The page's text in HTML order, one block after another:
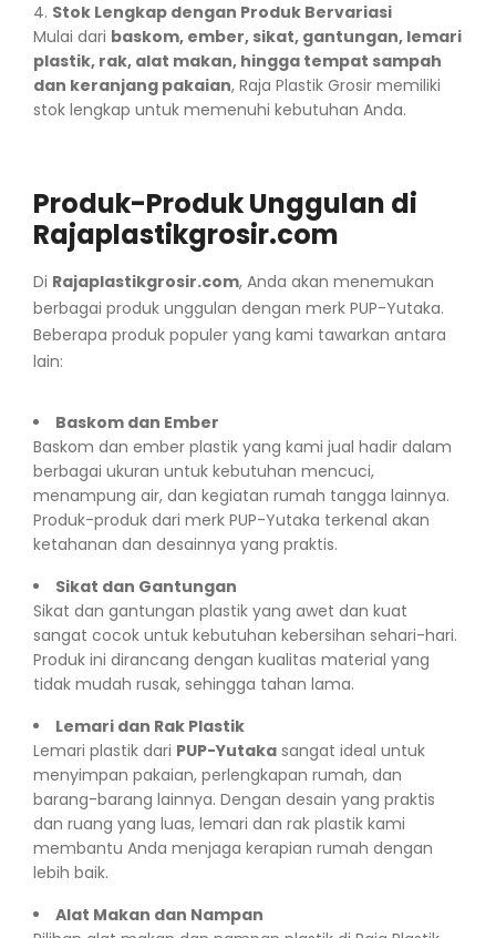
Stok Lengkap dengan Produk Bervariasi
Mulai dari baskom, ember, sikat, gantungan, lemari
plastik, rak, alat makan, hingga tempat sampah
dan keranjang pakaian, Raja Plastik Grosir memiliki
stok lengkap untuk memenuhi kebutuhan Anda.
Produk-Produk Unggulan di
Rajaplastikgrosir.com
Di Rajaplastikgrosir.com, Anda akan menemukan
berbagai produk unggulan dengan merk PUP-Yutaka.
Beberapa produk populer yang kami tawarkan antara
lain:
Baskom dan Ember
Baskom dan ember plastik yang kami jual hadir dalam
berbagai ukuran untuk kebutuhan mencuci,
menampung air, dan kegiatan rumah tangga lainnya.
Produk-produk dari merk PUP-Yutaka terkenal akan
ketahanan dan desainnya yang praktis.
Sikat dan Gantungan
Sikat dan gantungan plastik yang awet dan kuat
sangat cocok untuk kebutuhan kebersihan sehari-hari.
Produk ini dirancang dengan kualitas material yang
tidak mudah rusak, sehingga tahan lama.
Lemari dan Rak Plastik
Lemari plastik dari PUP-Yutaka sangat ideal untuk
menyimpan pakaian, perlengkapan rumah, dan
barang-barang lainnya. Dengan desain yang praktis
dan ruang yang luas, lemari dan rak plastik kami
membantu Anda menjaga kerapian rumah dengan
lebih baik.
Alat Makan dan Nampan